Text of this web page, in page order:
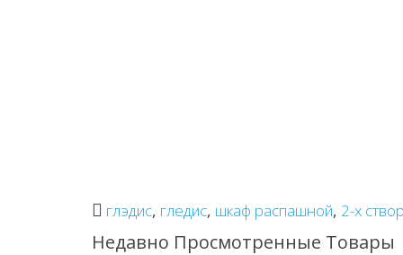
глэдис, гледис, шкаф распашной, 2-х
Недавно Просмотренные Товары